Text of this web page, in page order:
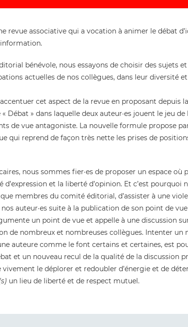
revue associative qui a vocation à animer le débat
bénévole, nous essayons de choisir des sujets
actuelles de nos collègues, dans leur diversité
cet aspect de la revue en proposant depuis
Débat » dans laquelle deux auteur·es jouent le jeu
de vue antagoniste. La nouvelle formule propose
qui reprend de façon très nette les prises de
nous sommes fier·es de proposer un espace où
d’expression et la liberté d’opinion. Et c’est pourquoi
membres du comité éditorial, d’assister à une
auteur·es suite à la publication de son point de
un point de vue et appelle à une discussion
de nombreux et nombreuses collègues. Intenter un
auteure comme le font certains et certaines, est
et un nouveau recul de la qualité de la discussion
vivement le déplorer et redoubler d’énergie et de
un lieu de liberté et de respect mutuel.